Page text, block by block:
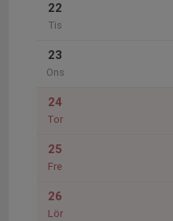
22
Tis
23
Ons
24
Tor
25
Fre
26
Lör